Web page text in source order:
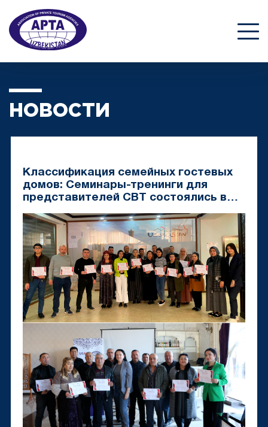
НОВОСТИ
Классификация семейных гостевых
домов: Семинары-тренинги для
представителей CBT состоялись в